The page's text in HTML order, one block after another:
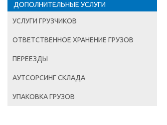
ДОПОЛНИТЕЛЬНЫЕ УСЛУГИ
УСЛУГИ ГРУЗЧИКОВ
ОТВЕТСТВЕННОЕ ХРАНЕНИЕ ГРУЗОВ
ПЕРЕЕЗДЫ
АУТСОРСИНГ СКЛАДА
УПАКОВКА ГРУЗОВ